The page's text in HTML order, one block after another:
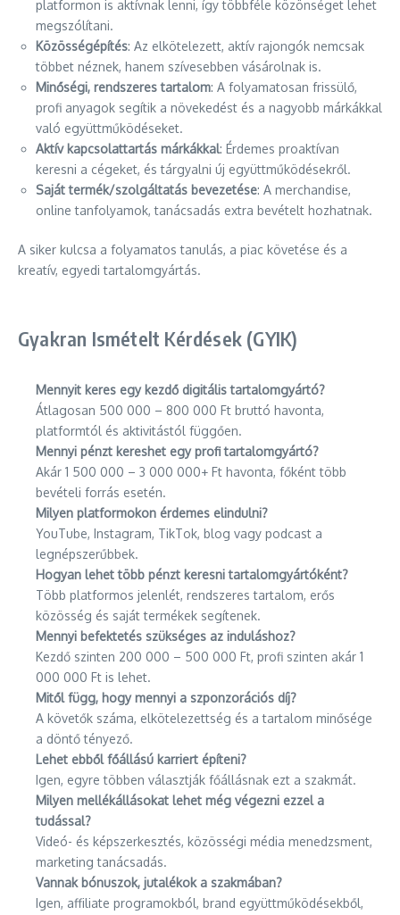
platformon is aktívnak lenni, így többféle közönséget lehet
megszólítani.
Közösségépítés: Az elkötelezett, aktív rajongók nemcsak
többet néznek, hanem szívesebben vásárolnak is.
Minőségi, rendszeres tartalom: A folyamatosan frissülő,
profi anyagok segítik a növekedést és a nagyobb márkákkal
való együttműködéseket.
Aktív kapcsolattartás márkákkal: Érdemes proaktívan
keresni a cégeket, és tárgyalni új együttműködésekről.
Saját termék/szolgáltatás bevezetése: A merchandise,
online tanfolyamok, tanácsadás extra bevételt hozhatnak.
A siker kulcsa a folyamatos tanulás, a piac követése és a
kreatív, egyedi tartalomgyártás.
Gyakran Ismételt Kérdések (GYIK)
Mennyit keres egy kezdő digitális tartalomgyártó?
Átlagosan 500 000 – 800 000 Ft bruttó havonta,
platformtól és aktivitástól függően.
Mennyi pénzt kereshet egy profi tartalomgyártó?
Akár 1 500 000 – 3 000 000+ Ft havonta, főként több
bevételi forrás esetén.
Milyen platformokon érdemes elindulni?
YouTube, Instagram, TikTok, blog vagy podcast a
legnépszerűbbek.
Hogyan lehet több pénzt keresni tartalomgyártóként?
Több platformos jelenlét, rendszeres tartalom, erős
közösség és saját termékek segítenek.
Mennyi befektetés szükséges az induláshoz?
Kezdő szinten 200 000 – 500 000 Ft, profi szinten akár 1
000 000 Ft is lehet.
Mitől függ, hogy mennyi a szponzorációs díj?
A követők száma, elkötelezettség és a tartalom minősége
a döntő tényező.
Lehet ebből főállású karriert építeni?
Igen, egyre többen választják főállásnak ezt a szakmát.
Milyen mellékállásokat lehet még végezni ezzel a
tudással?
Videó- és képszerkesztés, közösségi média menedzsment,
marketing tanácsadás.
Vannak bónuszok, jutalékok a szakmában?
Igen, affiliate programokból, brand együttműködésekből,